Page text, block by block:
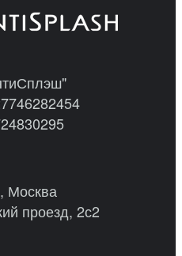
Москва
проезд, 2с2